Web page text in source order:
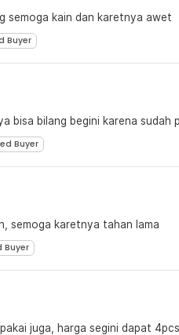
semoga kain dan karetnya awet
Buyer
bisa bilang begini karena sudah
Buyer
semoga karetnya tahan lama
Buyer
juga, harga segini dapat